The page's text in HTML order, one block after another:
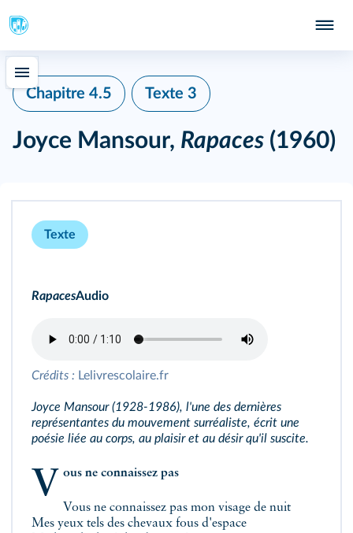
Chapitre 4.5 Texte 3
Joyce Mansour, Rapaces (1960)
Texte
RapacesAudio
Crédits : Lelivrescolaire.fr
Joyce Mansour (1928‑1986), l'une des dernières
représentantes du mouvement surréaliste, écrit une
poésie liée au corps, au plaisir et au désir qu'il suscite.
Vous ne connaissez pas
Vous ne connaissez pas mon visage de nuit
Mes yeux tels des chevaux fous d'espace